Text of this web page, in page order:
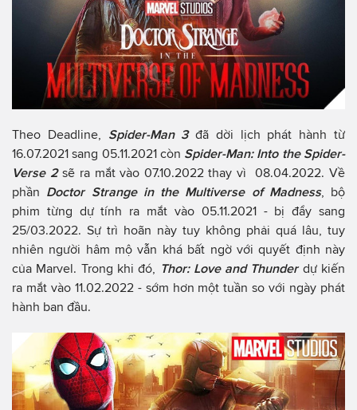
Theo Deadline, Spider-Man 3đã dời lịch phát hành từ
16.07.2021 sang 05.11.2021 còn Spider-Man: Into the Spider-
Verse 2sẽ ra mắt vào 07.10.2022 thay vì 08.04.2022. Về
phần Doctor Strange in the Multiverse of Madness, bộ
phim từng dự tính ra mắt vào 05.11.2021 - bị đẩy sang
25/03.2022. Sự trì hoãn này tuy không phải quá lâu, tuy
nhiên người hâm mộ vẫn khá bất ngờ với quyết định này
của Marvel. Trong khi đó, Thor: Love and Thunderdự kiến
ra mắt vào 11.02.2022 - sớm hơn một tuần so với ngày phát
hành ban đầu.